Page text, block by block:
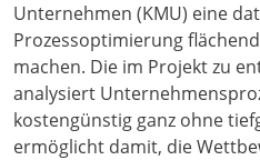
Unternehmen (KMU) eine
Prozessoptimierung
machen. Die im Projekt zu
analysiert
kostengünstig ganz ohne
ermöglicht damit, die